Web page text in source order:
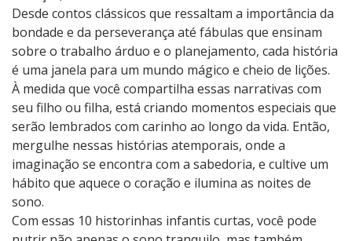
Desde contos clássicos que ressaltam a importância da
bondade e da perseverança até fábulas que ensinam
sobre o trabalho árduo e o planejamento, cada história
é uma janela para um mundo mágico e cheio de lições.
À medida que você compartilha essas narrativas com
seu filho ou filha, está criando momentos especiais que
serão lembrados com carinho ao longo da vida. Então,
mergulhe nessas histórias atemporais, onde a
imaginação se encontra com a sabedoria, e cultive um
hábito que aquece o coração e ilumina as noites de
sono.
Com essas 10 historinhas infantis curtas, você pode